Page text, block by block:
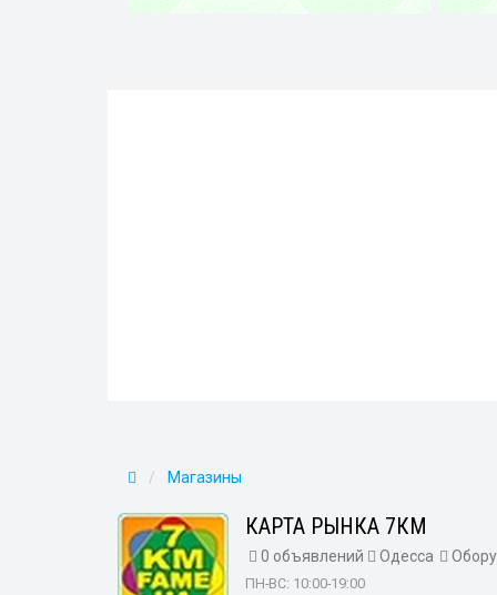
Магазины
КАРТА РЫНКА 7КМ
0 объявлений Одесса
ПН-ВС: 10:00-19:00